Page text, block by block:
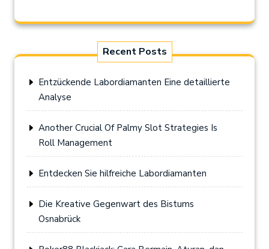
Recent Posts
Entzückende Labordiamanten Eine detaillierte
Analyse
Another Crucial Of Palmy Slot Strategies Is
Roll Management
Entdecken Sie hilfreiche Labordiamanten
Die Kreative Gegenwart des Bistums
Osnabrück